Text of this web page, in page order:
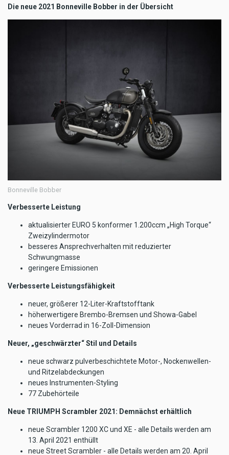
Die neue 2021 Bonneville Bobber in der Übersicht
Bonneville Bobber
Verbesserte Leistung
aktualisierter EURO 5 konformer 1.200ccm „High Torque“
Zweizylindermotor
besseres Ansprechverhalten mit reduzierter
Schwungmasse
geringere Emissionen
Verbesserte Leistungsfähigkeit
neuer, größerer 12-Liter-Kraftstofftank
höherwertigere Brembo-Bremsen und Showa-Gabel
neues Vorderrad in 16-Zoll-Dimension
Neuer, „geschwärzter“ Stil und Details
neue schwarz pulverbeschichtete Motor-, Nockenwellen-
und Ritzelabdeckungen
neues Instrumenten-Styling
77 Zubehörteile
Neue TRIUMPH Scrambler 2021: Demnächst erhältlich
neue Scrambler 1200 XC und XE - alle Details werden am
13. April 2021 enthüllt
neue Street Scrambler - alle Details werden am 20. April